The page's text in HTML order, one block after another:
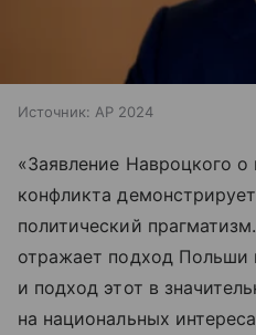
Источник: AP 2024
«Заявление Навроцкого о
конфликта
политический
отражает подход Польши
и подход этот в
на национальных